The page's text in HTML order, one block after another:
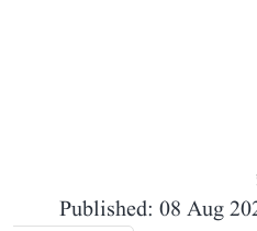
Published: 08 Aug